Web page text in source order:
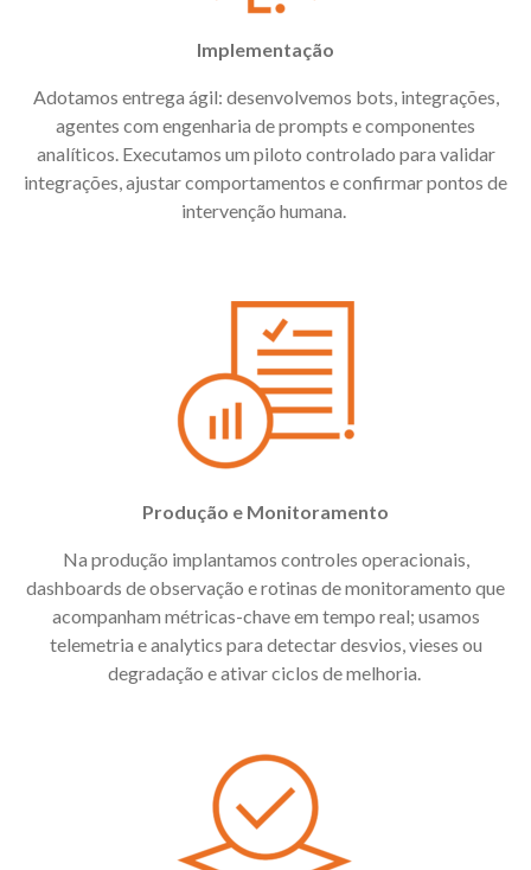
Implementação
Adotamos entrega ágil: desenvolvemos bots, integrações,
agentes com engenharia de prompts e componentes
analíticos. Executamos um piloto controlado para validar
integrações, ajustar comportamentos e confirmar pontos de
intervenção humana.
Produção e Monitoramento
Na produção implantamos controles operacionais,
dashboards de observação e rotinas de monitoramento que
acompanham métricas-chave em tempo real; usamos
telemetria eanalytics para detectar desvios, vieses ou
degradação e ativar ciclos de melhoria.